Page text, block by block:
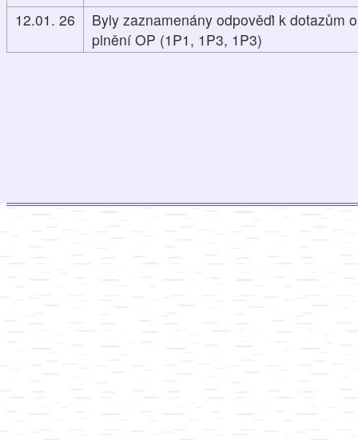
12.01. 26
Byly zaznamenány odpověďi k dotazům
plnění OP (1P1, 1P3, 1P3)